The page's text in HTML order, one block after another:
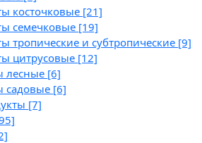
косточковые [21]
семечковые [19]
тропические и субтропические [9]
цитрусовые [12]
лесные [6]
садовые [6]
[7]